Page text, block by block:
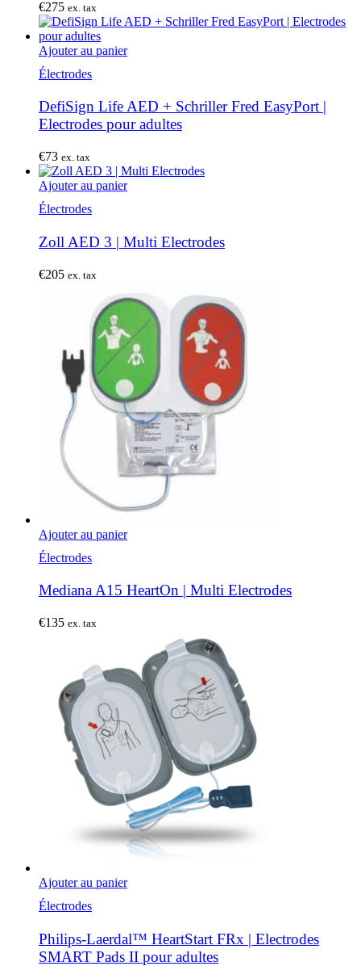
€275 ex. tax
Ajouter au panier
Électrodes
DefiSign Life AED + Schriller Fred EasyPort |
Electrodes pour adultes
€73 ex. tax
Ajouter au panier
Électrodes
Zoll AED 3 | Multi Electrodes
€205 ex. tax
Ajouter au panier
Électrodes
Mediana A15 HeartOn | Multi Electrodes
€135 ex. tax
Ajouter au panier
Électrodes
Philips-Laerdal™ HeartStart FRx | Electrodes
SMART Pads II pour adultes